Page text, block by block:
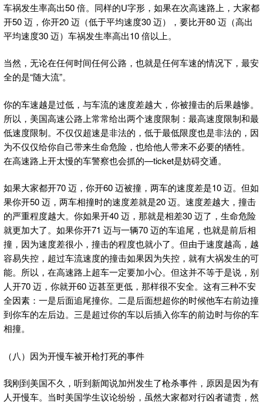
车祸发生率高出50 倍。同样的U字形，如果在次高速路上，大家都
开50 迈，你开20 迈（低于平均速度30 迈），要比开80 迈（高出
平均速度30 迈）车祸发生率高出10 倍以上。
当然，无论在任何时间任何公路，也就是任何车速的情况下，最安
全的是“随大流”。
你的车速越是过低，与车流的速度差越大，你被撞击的后果越惨。
所以，美国高速公路上常常给出两个速度限制：最高速度限制和最
低速度限制。不仅仅超速是非法的，低于最低限度也是非法的，因
为不仅仅给你自己带来生命危险，也给他人带来不必要的牺牲。
在高速路上开太慢的车警察也会抓的—ticket是妨碍交通。
如果大家都开70 迈，你开60 迈被撞，两车的速度差是10 迈。但如
果你开50 迈，两车相撞时的速度差就是20 迈。速度差越大，撞击
的严重程度越大。你如果开40 迈，那就是相差30 迈了，生命危险
就更加大了。如果你开71 迈与一辆70 迈的车追尾，也就是前后相
撞，因为速度差很小，撞击的程度也就小了。但由于速度越高，越
容易失控，超过车流速度的撞击如果因为失控，就有大祸发生的可
能。所以，在高速路上超车一定要加小心。但这并不等于是说，别
人开70 迈，你就开60 迈甚至更低，那样很不安全。这有三种不安
全因素：一是后面追尾撞你。二是后面想超你的时候他车右前边撞
到你车的左后边。三是超过你的车以后插入你车的前边时与你的车
相撞。
（八）因为开慢车被开枪打死的事件
我刚到美国不久，听到新闻说加州发生了枪杀事件，原因是因为有
人开慢车。当时美国学生议论纷纷，虽然大家都对行凶者谴责，然